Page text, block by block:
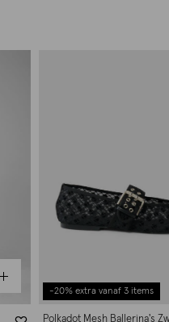
-20% extra vanaf 3 items
Polkadot Mesh Ballerina's